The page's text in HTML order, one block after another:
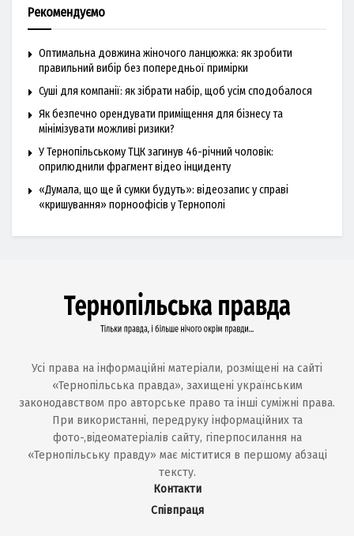
Рекомендуємо
Оптимальна довжина жіночого ланцюжка: як зробити
правильний вибір без попередньої примірки
Суші для компанії: як зібрати набір, щоб усім сподобалося
Як безпечно орендувати приміщення для бізнесу та
мінімізувати можливі ризики?
У Тернопільському ТЦК загинув 46-річний чоловік:
оприлюднили фрагмент відео інциденту
«Думала, що ще й сумки будуть»: відеозапис у справі
«кришування» порноофісів у Тернополі
Усі права на інформаційні матеріали, розміщені на сайті
«Тернопільська правда», захищені українським
законодавством про авторське право та інші суміжні права.
При використанні, передруку інформаційних та
фото-,відеоматеріалів сайту, гіперпосилання на
«Тернопільську правду» має міститися в першому абзаці
тексту.
Контакти
Співпраця